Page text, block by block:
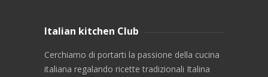
Italian kitchen Club
Cerchiamo di portarti la passione della cucina
italiana regalando ricette tradizionali Italina